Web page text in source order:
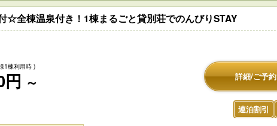
☆全棟温泉付き！1棟まるごと貸別荘でのんびりSTAY
1棟利用時 )
～ 詳細/ご予約
連泊割引